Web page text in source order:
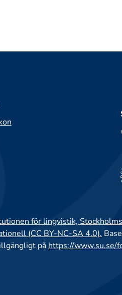
för lingvistik,
(CC BY-NC-SA 4.0).
på https://www.su.se/